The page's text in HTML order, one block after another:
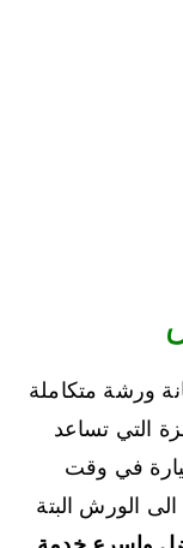
ورشة متكاملة
التي تساعد
في وقت
الورش البتة